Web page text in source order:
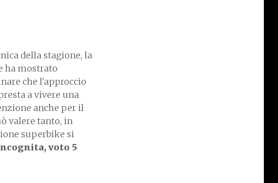
della stagione, la
ha mostrato
che l'approccio
a vivere una
anche per il
valere tanto, in
superbike si
voto 5